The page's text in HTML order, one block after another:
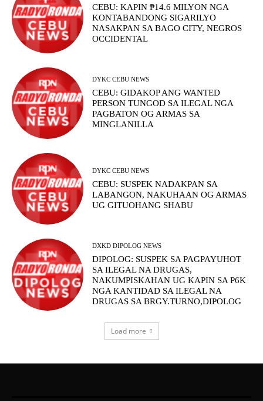
CEBU: KAPIN ₱14.6 MILYON NGA
KONTABANDONG SIGARILYO
NASAKPAN SA BAGO CITY, NEGROS
OCCIDENTAL
DYKC CEBU NEWS
CEBU: GIDAKOP ANG WANTED
PERSON TUNGOD SA ILEGAL NGA
PAGBATON OG ARMAS SA
MINGLANILLA
DYKC CEBU NEWS
CEBU: SUSPEK NADAKPAN SA
LABANGON, NAKUHAAN OG ARMAS
UG GITUOHANG SHABU
DXKD DIPOLOG NEWS
DIPOLOG: SUSPEK SA PAGPAYUHOT
SA ILEGAL NA DRUGAS,
NAKUMPISKAHAN UG KAPIN SA P6K
NGA KANTIDAD SA ILEGAL NA
DRUGAS SA BRGY.TURNO,DIPOLOG
Load more